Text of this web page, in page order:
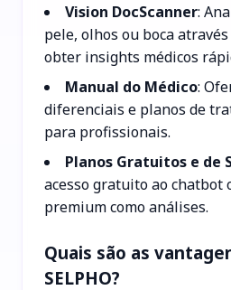
Vision DocScanner:
pele, olhos ou boca
obter insights médicos
Manual do Médico:
diferenciais e planos de
para profissionais.
Planos Gratuitos e de
acesso gratuito ao chatbot
premium como análises.
Quais são as
SELPHO?